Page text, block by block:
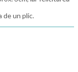
de un plic.